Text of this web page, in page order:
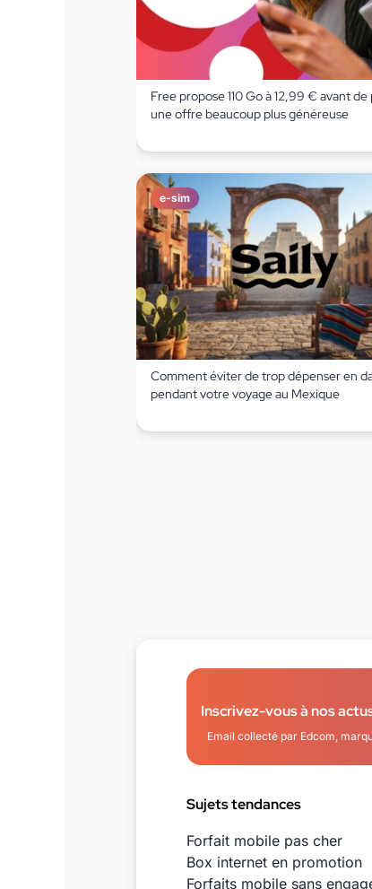
Free propose 110 Go à 12,99 € avant de
une offre beaucoup plus généreuse
e-sim
Comment éviter de trop dépenser en
pendant votre voyage au Mexique
Inscrivez-vous à nos
Email collecté par Edcom,
Sujets tendances
Forfait mobile pas cher
Box internet en promotion
Forfaits mobile sans